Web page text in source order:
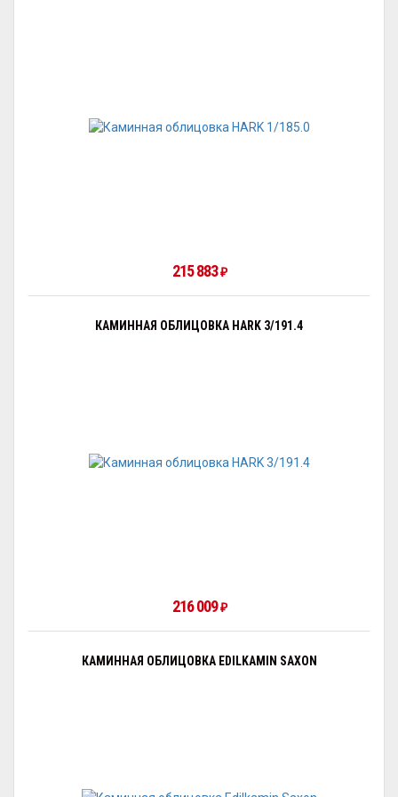
215 883₽
КАМИННАЯ ОБЛИЦОВКА HARK 3/191.4
216 009₽
КАМИННАЯ ОБЛИЦОВКА EDILKAMIN SAXON